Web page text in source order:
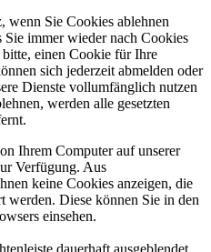
wenn Sie Cookies ablehnen
Sie immer wieder nach Cookies
einen Cookie für Ihre
sich jederzeit abmelden oder
Dienste vollumfänglich nutzen
werden alle gesetzten
Ihrem Computer auf unserer
Verfügung. Aus
keine Cookies anzeigen, die
werden. Diese können Sie in den
einsehen.